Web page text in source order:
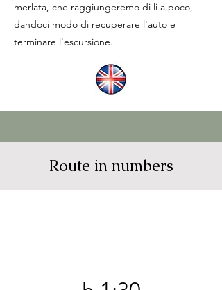
merlata, che raggiungeremo di li a poco,
dandoci modo di recuperare l'auto e
terminare l'escursione.
Route in numbers